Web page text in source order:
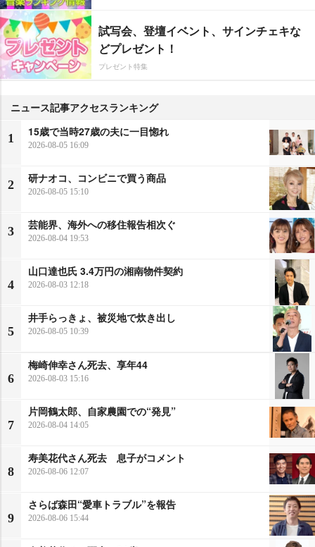
試写会、登壇イベント、サインチェキな
どプレゼント！
プレゼント特集
ニュース記事アクセスランキング
1
15歳で当時27歳の夫に一目惚れ
2026-08-05 16:09
2
研ナオコ、コンビニで買う商品
2026-08-05 15:10
3
芸能界、海外への移住報告相次ぐ
2026-08-04 19:53
4
山口達也氏 3.4万円の湘南物件契約
2026-08-03 12:18
5
井手らっきょ、被災地で炊き出し
2026-08-05 10:39
6
梅崎伸幸さん死去、享年44
2026-08-03 15:16
7
片岡鶴太郎、自家農園での“発見”
2026-08-04 14:05
8
寿美花代さん死去 息子がコメント
2026-08-06 12:07
9
さらば森田“愛車トラブル”を報告
2026-08-06 15:44